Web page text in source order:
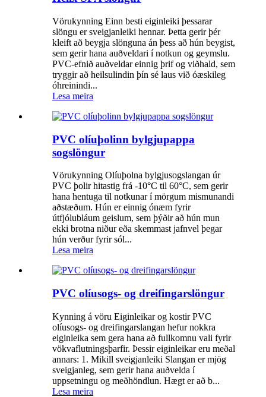
Vörukynning Einn besti eiginleiki þessarar
slöngu er sveigjanleiki hennar. Þetta gerir þér
kleift að beygja slönguna án þess að hún beygist,
sem gerir hana auðveldari í notkun og geymslu.
PVC-efnið auðveldar einnig þrif og viðhald, sem
tryggir að heilsulindin þín sé laus við óæskileg
óhreinindi...
Lesa meira
PVC olíuþolinn bylgjupappa
sogslöngur
Vörukynning Olíuþolna bylgjusogslangan úr
PVC þolir hitastig frá -10°C til 60°C, sem gerir
hana hentuga til notkunar í mörgum mismunandi
aðstæðum. Hún er einnig ónæm fyrir
útfjólubláum geislum, sem þýðir að hún mun
ekki brotna niður eða skemmast jafnvel þegar
hún verður fyrir sól...
Lesa meira
PVC olíusogs- og dreifingarslöngur
Kynning á vöru Eiginleikar og kostir PVC
olíusogs- og dreifingarslangan hefur nokkra
eiginleika sem gera hana að fullkomnu vali fyrir
vökvaflutningsþarfir. Þessir eiginleikar eru meðal
annars: 1. Mikill sveigjanleiki Slangan er mjög
sveigjanleg, sem gerir hana auðvelda í
uppsetningu og meðhöndlun. Hægt er að b...
Lesa meira